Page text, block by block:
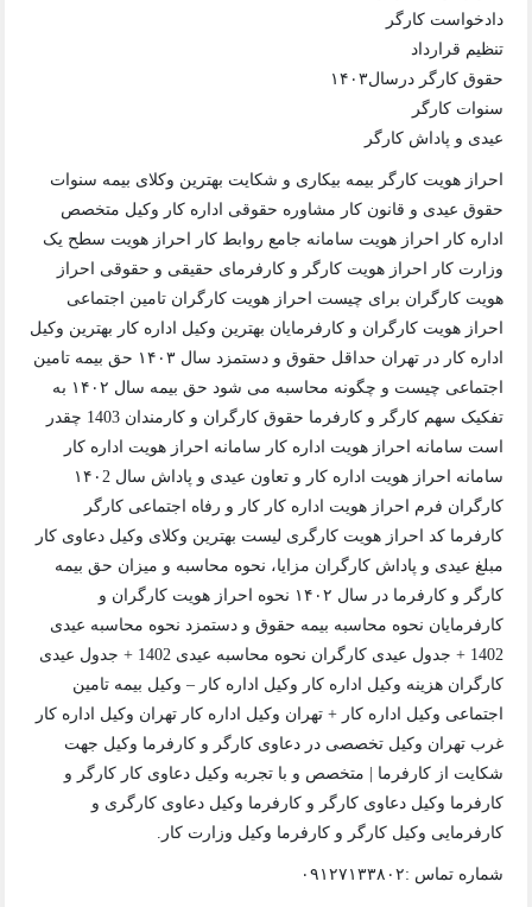
دادخواست کارگر
تنظیم قرارداد
حقوق کارگر درسال۱۴۰۳
سنوات کارگر
عیدی و پاداش کارگر
احراز هویت کارگر بیمه بیکاری و شکایت بهترین وکلای بیمه سنوات
حقوق عیدی و قانون کار مشاوره حقوقی اداره کار وکیل متخصص
اداره کار احراز هویت سامانه جامع روابط کار احراز هویت سطح یک
وزارت کار احراز هویت کارگر و کارفرمای حقیقی و حقوقی احراز
هویت کارگران برای چیست احراز هویت کارگران تامین اجتماعی
احراز هویت کارگران و کارفرمایان بهترین وکیل اداره کار بهترین وکیل
اداره کار در تهران حداقل حقوق و دستمزد سال ۱۴۰۳ حق بیمه تامین
اجتماعی چیست و چگونه محاسبه می شود حق بیمه سال ۱۴۰۲ به
تفکیک سهم کارگر و کارفرما حقوق کارگران و کارمندان 1403 چقدر
است سامانه احراز هویت اداره کار سامانه احراز هویت اداره کار
سامانه احراز هویت اداره کار و تعاون عیدی و پاداش سال ۱۴۰2
کارگران فرم احراز هویت اداره کار کار‌‌ و رفاه اجتماعی کارگر
کارفرما کد احراز هویت کارگری لیست بهترین وکلای وکیل دعاوی کار
مبلغ عیدی و پاداش کارگران مزایا، نحوه محاسبه و میزان حق بیمه
کارگر و کارفرما در سال ۱۴۰۲ نحوه احراز هویت کارگران و
کارفرمایان نحوه محاسبه بیمه حقوق و دستمزد نحوه محاسبه عیدی
1402 + جدول عیدی کارگران نحوه محاسبه عیدی 1402 + جدول عیدی
کارگران هزینه وکیل اداره کار وکیل اداره کار – وکیل بیمه تامین
اجتماعی وکیل اداره کار + تهران وکیل اداره کار تهران وکیل اداره کار
غرب تهران وکیل تخصصی در دعاوی کارگر و کارفرما وکیل جهت
شکایت از کارفرما | متخصص و با تجربه وکیل دعاوی کار کارگر و
کارفرما وکیل دعاوی کارگر و کارفرما وکیل دعاوی کارگری و
کارفرمایی وکیل کارگر و کارفرما وکیل وزارت کار.
شماره تماس :۰۹۱۲۷۱۳۳۸۰۲